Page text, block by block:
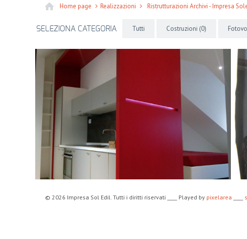
Home page Realizzazioni Ristrutturazioni Archivi - Impresa
SELEZIONA CATEGORIA Tutti Costruzioni (0)
© 2026 Impresa Sol Edil. Tutti i diritti riservati ____ Played by pixelarea